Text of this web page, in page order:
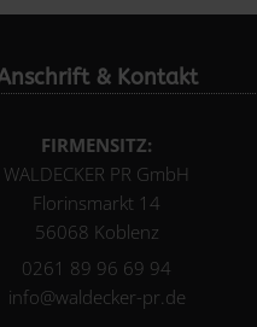
& Kontakt
FIRMENSITZ:
WALDECKER PR GmbH
Florinsmarkt 14
56068 Koblenz
0261 89 96 69 94
info@waldecker-pr.de